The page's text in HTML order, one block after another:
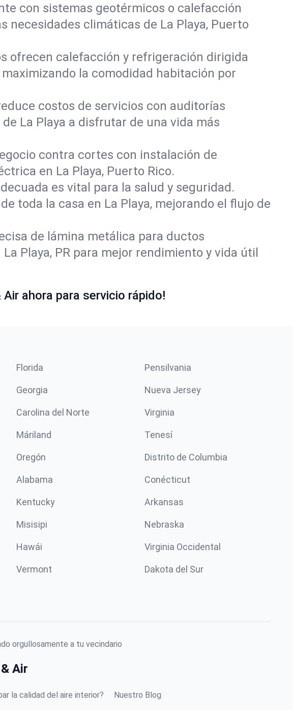
con sistemas geotérmicos o calefacción
necesidades climáticas de La Playa, Puerto
ofrecen calefacción y refrigeración dirigida
la comodidad habitación por
costos de servicios con auditorías
La Playa a disfrutar de una vida más
contra cortes con instalación de
en La Playa, Puerto Rico.
es vital para la salud y seguridad.
toda la casa en La Playa, mejorando el flujo de
de lámina metálica para ductos
Playa, PR para mejor rendimiento y vida útil
ahora para servicio rápido!
Florida Pensilvania
Georgia Nueva Jersey
Carolina del Norte Virginia
Máriland Tenesí
Oregón Distrito de Columbia
Alabama Conécticut
Kentucky Arkansas
Misisipi Nebraska
Hawái Virginia Occidental
Vermont Dakota del Sur
orgullosamente a tu vecindario
Air
la calidad del aire interior? Nuestro Blog